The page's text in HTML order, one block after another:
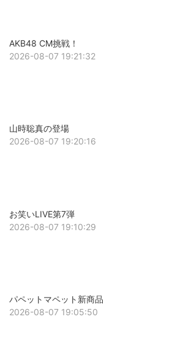
AKB48 CM挑戦！
2026-08-07 19:21:32
山時聡真の登場
2026-08-07 19:20:16
お笑いLIVE第7弾
2026-08-07 19:10:29
パペットマペット新商品
2026-08-07 19:05:50